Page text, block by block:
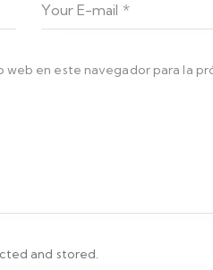
en este navegador para la
and stored.